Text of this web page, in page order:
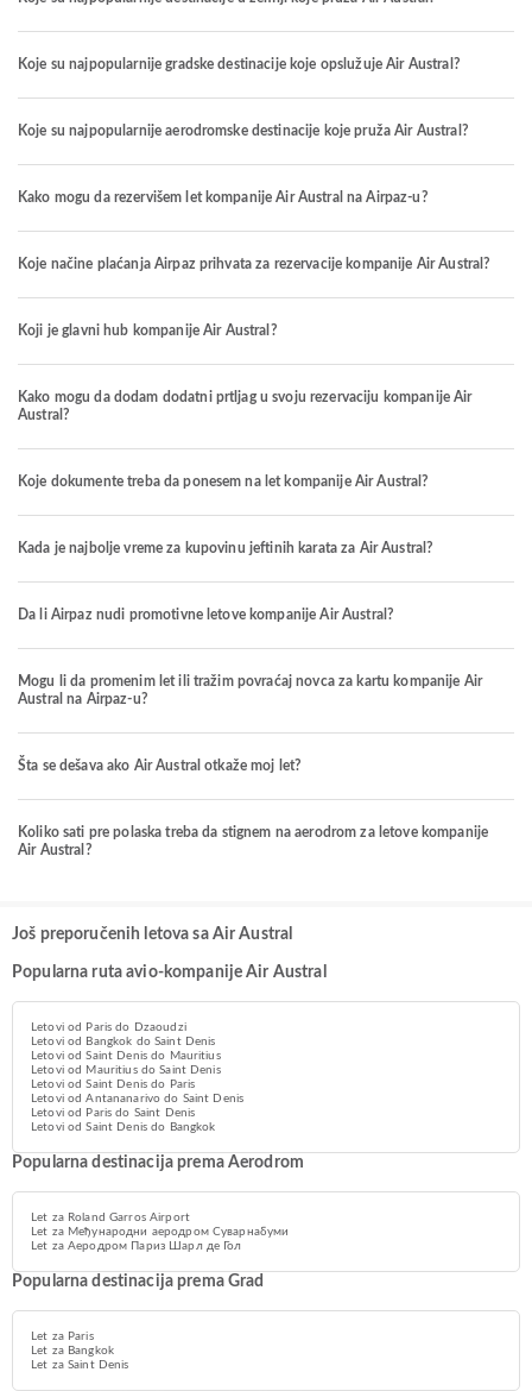
Koje su najpopularnije gradske destinacije koje opslužuje Air Austral?
Koje su najpopularnije aerodromske destinacije koje pruža Air Austral?
Kako mogu da rezervišem let kompanije Air Austral na Airpaz-u?
Koje načine plaćanja Airpaz prihvata za rezervacije kompanije Air Austral?
Koji je glavni hub kompanije Air Austral?
Kako mogu da dodam dodatni prtljag u svoju rezervaciju kompanije Air
Austral?
Koje dokumente treba da ponesem na let kompanije Air Austral?
Kada je najbolje vreme za kupovinu jeftinih karata za Air Austral?
Da li Airpaz nudi promotivne letove kompanije Air Austral?
Mogu li da promenim let ili tražim povraćaj novca za kartu kompanije Air
Austral na Airpaz-u?
Šta se dešava ako Air Austral otkaže moj let?
Koliko sati pre polaska treba da stignem na aerodrom za letove kompanije
Air Austral?
Još preporučenih letova sa Air Austral
Popularna ruta avio-kompanije Air Austral
Letovi od Paris do Dzaoudzi
Letovi od Bangkok do Saint Denis
Letovi od Saint Denis do Mauritius
Letovi od Mauritius do Saint Denis
Letovi od Saint Denis do Paris
Letovi od Antananarivo do Saint Denis
Letovi od Paris do Saint Denis
Letovi od Saint Denis do Bangkok
Popularna destinacija prema Aerodrom
Let za Roland Garros Airport
Let za Међународни аеродром Суварнабуми
Let za Aеродром Париз Шарл де Гол
Popularna destinacija prema Grad
Let za Paris
Let za Bangkok
Let za Saint Denis